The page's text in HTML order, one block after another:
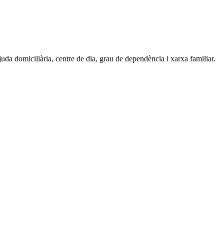
domiciliària, centre de dia, grau de dependència i xarxa familiar.